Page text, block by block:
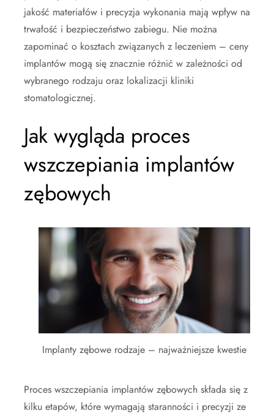
jakość materiałów i precyzja wykonania mają wpływ na
trwałość i bezpieczeństwo zabiegu. Nie można
zapominać o kosztach związanych z leczeniem – ceny
implantów mogą się znacznie różnić w zależności od
wybranego rodzaju oraz lokalizacji kliniki
stomatologicznej.
Jak wygląda proces
wszczepiania implantów
zębowych
Implanty zębowe rodzaje – najważniejsze kwestie
Proces wszczepiania implantów zębowych składa się z
kilku etapów, które wymagają staranności i precyzji ze